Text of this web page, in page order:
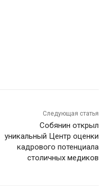
Следующая статья
Собянин открыл
уникальный Центр оценки
кадрового потенциала
столичных медиков